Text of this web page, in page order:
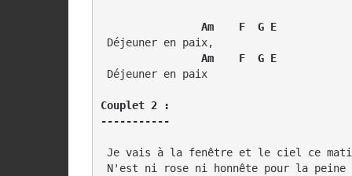
    Am    F  G E
Déjeuner en paix,
  Am    F  G E
Déjeuner en paix
Couplet 2 :
-----------
Je vais à la fenêtre et le ciel ce
N'est ni rose ni honnête pour la peine